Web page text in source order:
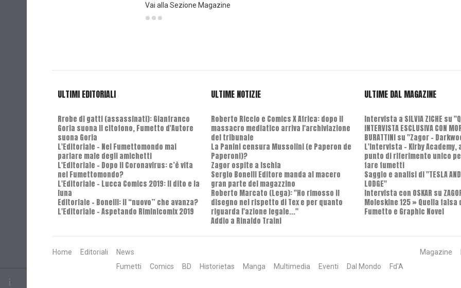
Vai alla Sezione Magazine
ULTIMI EDITORIALI
Rrobe di gatti (assassinati): Gianfranco
Goria suona il citofono, Fumetto d'Autore
suona Goria
L'Editoriale - Nel Fumettomondo mai
parlare male degli amichetti
L'Editoriale - Dopo il Coronavirus: c’è vita
nel Fumettomondo?
L'Editoriale - Lucca Comics 2019: Il dito e la
luna
Editoriale - Bonelli: il “nuovo” che avanza?
L'Editoriale - Aspetando Riminicomix 2019
ULTIME NOTIZIE
Roberto Riccio e Comics X Africa: dopo il
massacro mediatico arriva l'archiviazione
del tribunale
La Panini censura Mussolini (e Paperon de
Paperoni)?
Zagor ospite a Ischia
Sergio Bonelli Editore manda al macero
gran parte del magazzino
Roberto Marcato (Lega): "Ho rimosso il
disegno nel rispetto di Tex e per quanto
riguarda l'azione legale..."
Addio a Rinaldo Traini
ULTIME DAL MAGAZINE
Intervista a SILVIA ZICHE su
INTERVISTA ESCLUSIVA CON
BURATTINI su "Zagor -
L'Intervista - Kirby Academy,
punto di riferimento unico
fare fumetti
Saggio e analisi di "TESLA AND
LODGE"
Intervista con OSKAR su
Moleskine 125 » Quella
Fumetto e Graphic Novel
Home Editoriali
News
Fumetti
Comics BD Historietas Manga Multimedia Eventi Dal Mondo Fd'A
Magazine